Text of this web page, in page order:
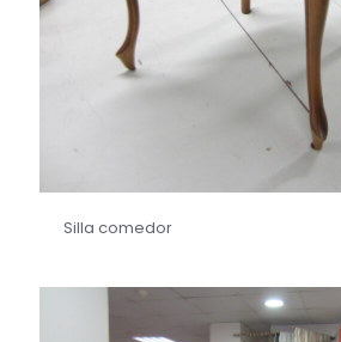
Silla comedor